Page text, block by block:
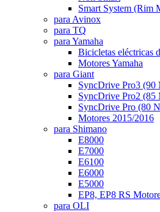
Smart System (Rim
para Avinox
para TQ
para Yamaha
Bicicletas eléctricas
Motores Yamaha
para Giant
SyncDrive Pro3
SyncDrive Pro2 (85
SyncDrive Pro (80
Motores 2015/2016
para Shimano
E8000
E7000
E6100
E6000
E5000
EP8, EP8 RS
para OLI